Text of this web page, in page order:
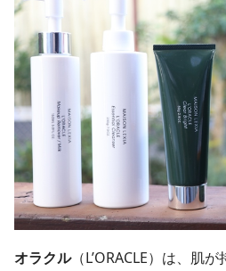
オラクル（L’ORACLE）は、肌